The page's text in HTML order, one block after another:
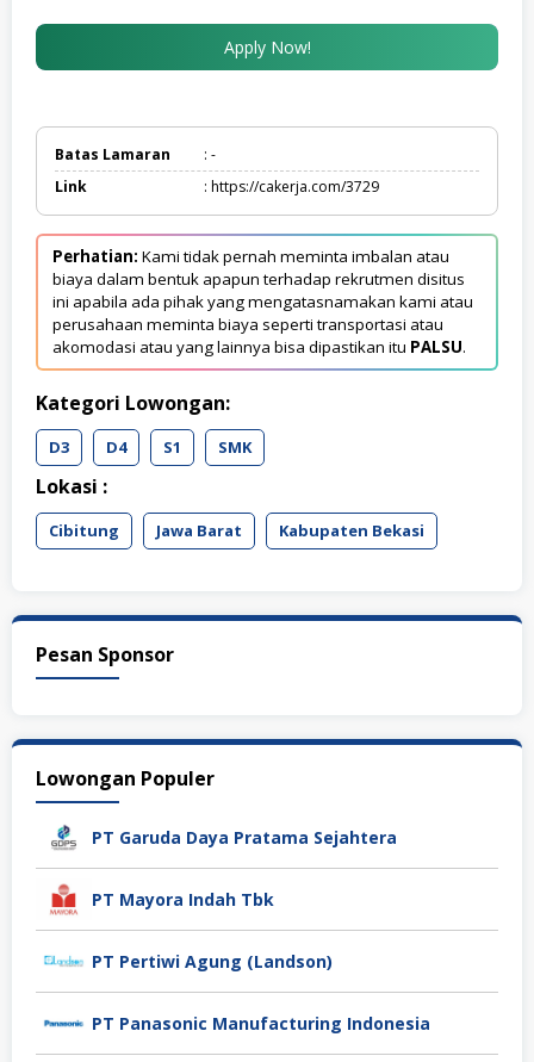
Apply Now!
Batas Lamaran
: -
Link
: https://cakerja.com/3729
Perhatian: Kami tidak pernah meminta imbalan atau
biaya dalam bentuk apapun terhadap rekrutmen disitus
ini apabila ada pihak yang mengatasnamakan kami atau
perusahaan meminta biaya seperti transportasi atau
akomodasi atau yang lainnya bisa dipastikan itu PALSU.
Kategori Lowongan:
D3 D4 S1 SMK
Lokasi :
Cibitung Jawa Barat Kabupaten Bekasi
Pesan Sponsor
Lowongan Populer
PT Garuda Daya Pratama Sejahtera
PT Mayora Indah Tbk
PT Pertiwi Agung (Landson)
PT Panasonic Manufacturing Indonesia